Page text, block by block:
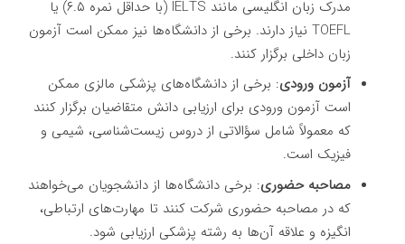
مدرک زبان انگلیسی مانند IELTS (با حداقل نمره ۶.۵) یا
TOEFL نیاز دارند. برخی از دانشگاه‌ها نیز ممکن است آزمون
زبان داخلی برگزار کنند.
آزمون ورودی: برخی از دانشگاه‌های پزشکی مالزی ممکن
است آزمون ورودی برای ارزیابی دانش متقاضیان برگزار کنند
که معمولاً شامل سؤالاتی از دروس زیست‌شناسی، شیمی و
فیزیک است.
مصاحبه حضوری: برخی دانشگاه‌ها از دانشجویان می‌خواهند
که در مصاحبه حضوری شرکت کنند تا مهارت‌های ارتباطی،
انگیزه و علاقه آن‌ها به رشته پزشکی ارزیابی شود.